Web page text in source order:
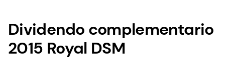
Dividendo complementario
2015 Royal DSM